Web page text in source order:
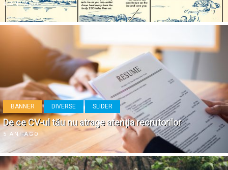
4 ANI AGO
BANNER DIVERSE SLIDER
De ce CV-ul tău nu atrage atenția recrutorilor
5 ANI AGO